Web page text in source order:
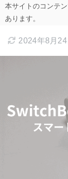
本サイトのコンテ
あります。
2024年8月24